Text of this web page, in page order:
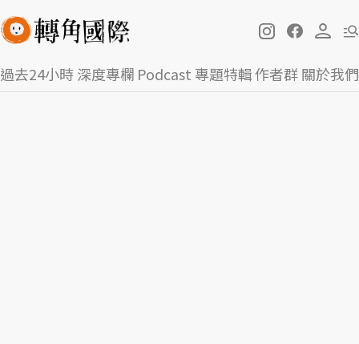
過去24小時深度專欄 Podcast 專題特輯作者群關於我們